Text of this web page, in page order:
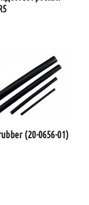
(20-0656-01)